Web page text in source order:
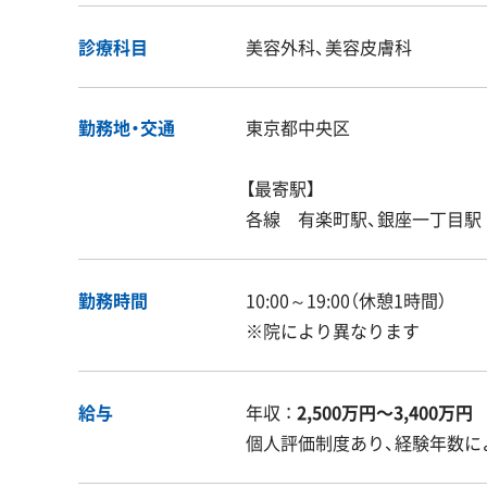
診療科目 美容外科、美容皮膚科
勤務地・交通 東京都中央区
【最寄駅】
各線 有楽町駅、銀座一丁目駅
勤務時間
10:00～19:00（休憩1時間）
※院により異なります
給与 年収 ： 2,500万円〜3,400万円
個人評価制度あり、経験年数